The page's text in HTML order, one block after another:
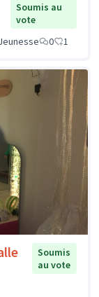
Soumis au
vote
0 1
Soumis
au vote